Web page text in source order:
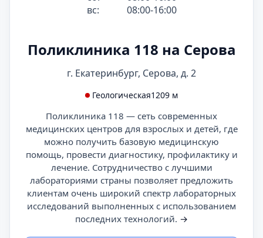
вс:
08:00-16:00
Поликлиника 118 на Серова
г. Екатеринбург, Серова, д. 2
Геологическая1209 м
Поликлиника 118 — сеть современных
медицинских центров для взрослых и детей, где
можно получить базовую медицинскую
помощь, провести диагностику, профилактику и
лечение. Сотрудничество с лучшими
лабораториями страны позволяет предложить
клиентам очень широкий спектр лабораторных
исследований выполненных с использованием
последних технологий. →